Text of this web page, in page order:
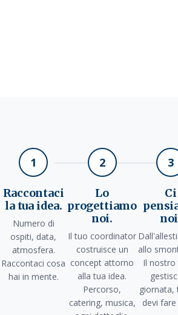
1
Raccontaci
la tua idea.
Numero di
ospiti, data,
atmosfera.
Raccontaci cosa
hai in mente.
2
Lo
progettiamo
noi.
Il tuo coordinator
costruisce un
concept attorno
alla tua idea.
Percorso,
catering, musica,
3
Ci
allo
Il nostro
giornata,
devi fare